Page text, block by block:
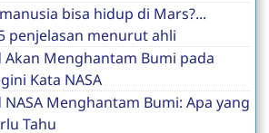
bisa hidup di Mars?...
penjelasan menurut ahli
Akan Menghantam Bumi pada
Kata NASA
Menghantam Bumi: Apa yang
Tahu